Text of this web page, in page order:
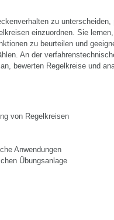
zu unterscheiden,
einzuordnen. Sie
zu beurteilen und
An der
bewerten Regelkreise und
von Regelkreisen
Anwendungen
Übungsanlage